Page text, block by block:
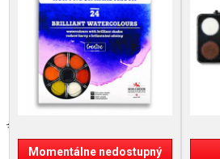
Momentálne nedostupný